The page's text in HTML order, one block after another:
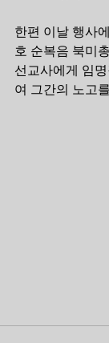
한편 이날 행사
호 순복음 북미
선교사에게 임
여 그간의 노고